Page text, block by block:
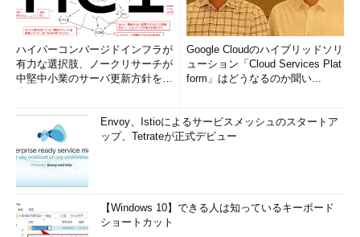
ハイパーコンバージドインフラが
有力な選択肢、ノークリサーチが
中堅中小業のサーバ更新方針を調
Google Cloudのハイブリッドソリ
ューション「Cloud Services Plat
form」はどうなるのか聞い...
Envoy、Istioによるサービスメッシュのスタートア
ップ、Tetrateが正式デビュー
【Windows 10】できる人は知っているキーボード
ショートカット